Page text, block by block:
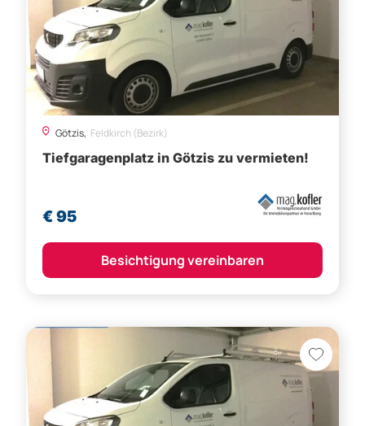
Götzis, Feldkirch (Bezirk)
Tiefgaragenplatz in Götzis zu vermieten!